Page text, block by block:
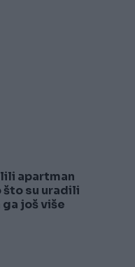
apartman
što su uradili
ga još više